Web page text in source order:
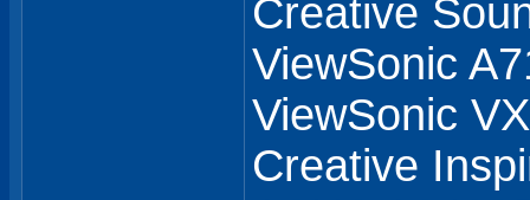
Creative
ViewSonic
ViewSonic
Creative